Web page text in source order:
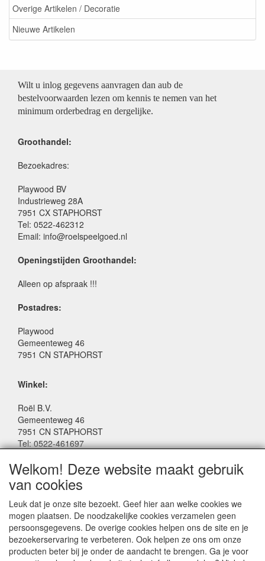
Overige Artikelen / Decoratie
Nieuwe Artikelen
Wilt u inlog gegevens aanvragen dan aub de
bestelvoorwaarden lezen om kennis te nemen van het
minimum orderbedrag en dergelijke.
Groothandel:
Bezoekadres:
Playwood BV
Industrieweg 28A
7951 CX STAPHORST
Tel: 0522-462312
Email: info@roelspeelgoed.nl
Openingstijden Groothandel:
Alleen op afspraak !!!
Postadres:
Playwood
Gemeenteweg 46
7951 CN STAPHORST
Winkel:
Roël B.V.
Gemeenteweg 46
7951 CN STAPHORST
Tel: 0522-461697
Facebook: www.facebook.com/roelspeelgoed
Openingstijden Winkel:
Maandag t/m Vrijdag: 9:00 - 17:30
Zaterdag: 9:00 - 17:00
Donderdagavond koopavond: 19:00 - 21:00
Welkom! Deze website maakt gebruik
van cookies
Leuk dat je onze site bezoekt. Geef hier aan welke cookies we
mogen plaatsen. De noodzakelijke cookies verzamelen geen
persoonsgegevens. De overige cookies helpen ons de site en je
bezoekerservaring te verbeteren. Ook helpen ze ons om onze
producten beter bij je onder de aandacht te brengen. Ga je voor